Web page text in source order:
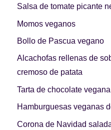
Salsa de tomate picante
Momos veganos
Bollo de Pascua vegano
Alcachofas rellenas de
cremoso de patata
Tarta de chocolate
Hamburguesas veganas
Corona de Navidad